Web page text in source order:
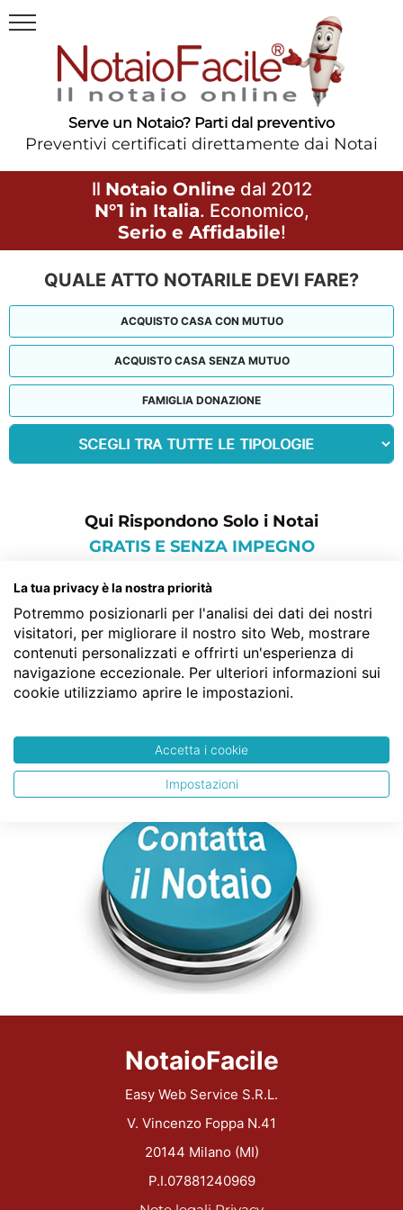
Serve un Notaio? Parti dal preventivo
Preventivi certificati direttamente dai Notai
Il Notaio Online dal 2012
N°1 in Italia. Economico,
Serio e Affidabile!
QUALE ATTO NOTARILE DEVI FARE?
ACQUISTO CASA CON MUTUO
ACQUISTO CASA SENZA MUTUO
FAMIGLIA DONAZIONE
Qui Rispondono Solo i Notai
GRATIS E SENZA IMPEGNO
commenti per: devo
trovare un notaio
Simone L.
NotaioFacile
Easy Web Service S.R.L.
V. Vincenzo Foppa N.41
20144 Milano (MI)
P.I.07881240969
La tua privacy è la nostra priorità
Potremmo posizionarli per l'analisi dei dati dei nostri
visitatori, per migliorare il nostro sito Web, mostrare
contenuti personalizzati e offrirti un'esperienza di
navigazione eccezionale. Per ulteriori informazioni sui
cookie utilizziamo aprire le impostazioni.
Accetta i cookie
Impostazioni